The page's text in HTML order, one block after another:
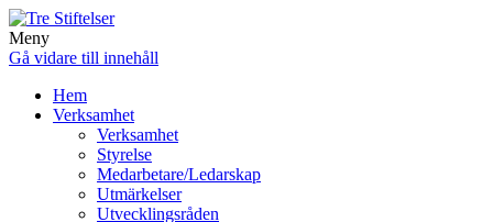
Meny
Gå vidare till innehåll
Hem
Verksamhet
Verksamhet
Styrelse
Medarbetare/Ledarskap
Utmärkelser
Utvecklingsråden